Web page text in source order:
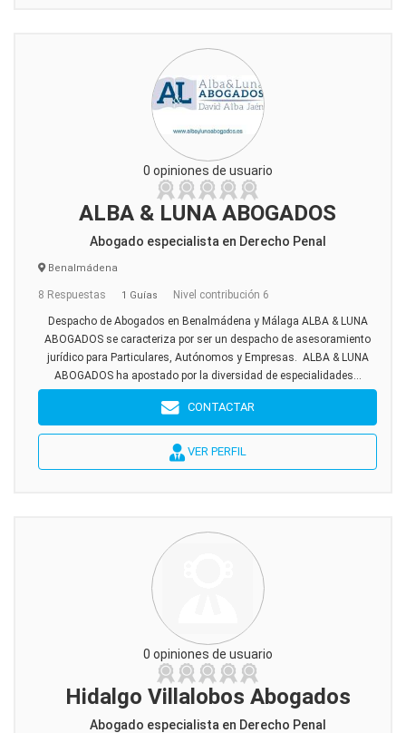
0 opiniones de usuario
ALBA & LUNA ABOGADOS
Abogado especialista en Derecho Penal
Benalmádena
8 Respuestas 1 Guías Nivel contribución 6
Despacho de Abogados en Benalmádena y Málaga ALBA & LUNA
ABOGADOS se caracteriza por ser un despacho de asesoramiento
jurídico para Particulares, Autónomos y Empresas. ALBA & LUNA
ABOGADOS ha apostado por la diversidad de especialidades...
CONTACTAR
VER PERFIL
0 opiniones de usuario
Hidalgo Villalobos Abogados
Abogado especialista en Derecho Penal